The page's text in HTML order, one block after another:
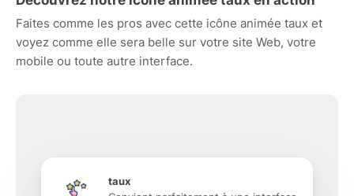
Faites comme les pros avec cette icône animée taux et
voyez comme elle sera belle sur votre site Web, votre
mobile ou toute autre interface.
taux